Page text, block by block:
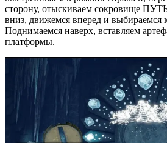
сторону, отыскиваем сокровище
вниз, движемся вперед и выбираемся
Поднимаемся наверх, вставляем
платформы.